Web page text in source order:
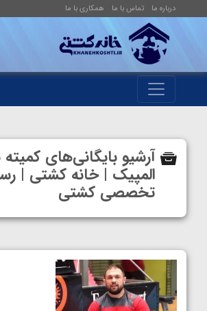
درباره ما تماس با ما همکاری با ما
آرشیو بایگانی‌های کمیته
المپیک | خانه کشتی |
تخصصی کشتی